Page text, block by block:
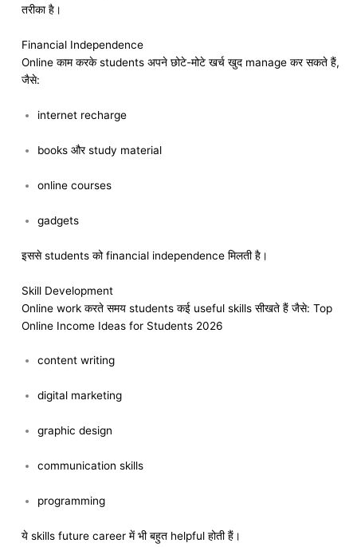
तरीका है।
Financial Independence
Online काम करके students अपने छोटे-मोटे खर्च खुद manage कर सकते हैं,
जैसे:
internet recharge
books और study material
online courses
gadgets
इससे students को financial independence मिलती है।
Skill Development
Online work करते समय students कई useful skills सीखते हैं जैसे: Top
Online Income Ideas for Students 2026
content writing
digital marketing
graphic design
communication skills
programming
ये skills future career में भी बहुत helpful होती हैं।